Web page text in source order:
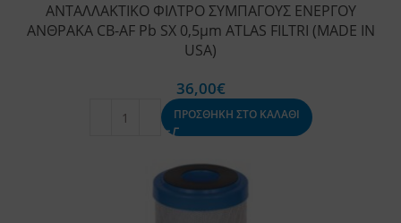
ΑΝΤΑΛΛΑΚΤΙΚΟ ΦΙΛΤΡΟ ΣΥΜΠΑΓΟΥΣ ΕΝΕΡΓΟΥ
ΑΝΘΡΑΚΑ CB-AF Pb SX 0,5μm ATLAS FILTRI (MADE IN
USA)
36,00€
ΠΡΟΣΘΗΚΗ ΣΤΟ ΚΑΛΑΘΙ